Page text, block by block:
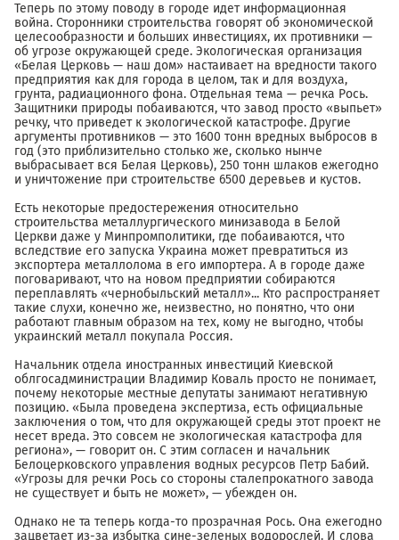
Теперь по этому поводу в городе идет информационная
война. Сторонники строительства говорят об экономической
целесообразности и больших инвестициях, их противники —
об угрозе окружающей среде. Экологическая организация
«Белая Церковь — наш дом» настаивает на вредности такого
предприятия как для города в целом, так и для воздуха,
грунта, радиационного фона. Отдельная тема — речка Рось.
Защитники природы побаиваются, что завод просто «выпьет»
речку, что приведет к экологической катастрофе. Другие
аргументы противников — это 1600 тонн вредных выбросов в
год (это приблизительно столько же, сколько нынче
выбрасывает вся Белая Церковь), 250 тонн шлаков ежегодно
и уничтожение при строительстве 6500 деревьев и кустов.
Есть некоторые предостережения относительно
строительства металлургического минизавода в Белой
Церкви даже у Минпромполитики, где побаиваются, что
вследствие его запуска Украина может превратиться из
экспортера металлолома в его импортера. А в городе даже
поговаривают, что на новом предприятии собираются
переплавлять «чернобыльский металл»... Кто распространяет
такие слухи, конечно же, неизвестно, но понятно, что они
работают главным образом на тех, кому не выгодно, чтобы
украинский металл покупала Россия.
Начальник отдела иностранных инвестиций Киевской
облгосадминистрации Владимир Коваль просто не понимает,
почему некоторые местные депутаты занимают негативную
позицию. «Была проведена экспертиза, есть официальные
заключения о том, что для окружающей среды этот проект не
несет вреда. Это совсем не экологическая катастрофа для
региона», — говорит он. С этим согласен и начальник
Белоцерковского управления водных ресурсов Петр Бабий.
«Угрозы для речки Рось со стороны сталепрокатного завода
не существует и быть не может», — убежден он.
Однако не та теперь когда-то прозрачная Рось. Она ежегодно
зацветает из-за избытка сине-зеленых водорослей. И слова